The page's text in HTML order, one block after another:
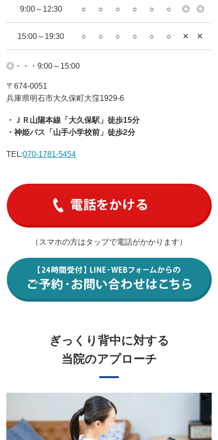
9:00～12:30 ○ ○ ○ ○ ○ ○ ◎ ◎
15:00～19:30 ○ ○ ○ ○ ○ ○ ✕ ✕
◎・・・9:00～15:00
〒674-0051
兵庫県明石市大久保町大窪1929-6
・ＪＲ山陽本線「大久保駅」徒歩15分
・神姫バス「山手小学校前」徒歩2分
TEL:070-1781-5454
（スマホの方はタップで電話がかかります）
ぎっくり背中に対する
当院のアプローチ